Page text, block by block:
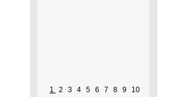
1 2 3 4 5 6 7 8 9 10